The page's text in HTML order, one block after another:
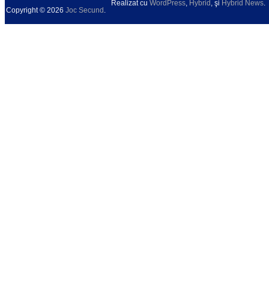
Copyright © 2026 Joc Secund .
Realizat cu WordPress, Hybrid , şi Hybrid News.